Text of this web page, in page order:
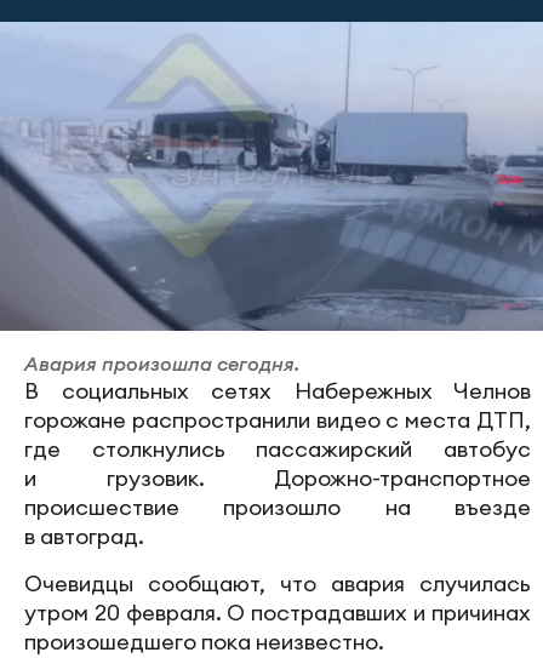
Авария произошла сегодня.
В социальных сетях Набережных Челнов
горожане распространили видео с места ДТП,
где столкнулись пассажирский автобус
и грузовик. Дорожно-транспортное
происшествие произошло на въезде
в автоград.
Очевидцы сообщают, что авария случилась
утром 20 февраля. О пострадавших и причинах
произошедшего пока неизвестно.